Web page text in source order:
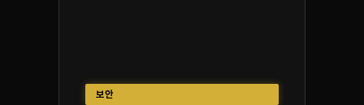
보안